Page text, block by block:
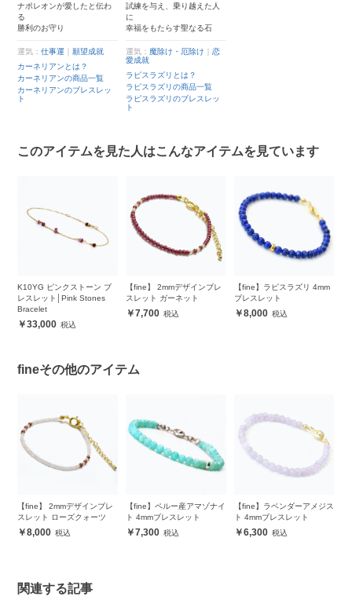
ナポレオンが愛したと伝わ
る
勝利のお守り
運気：仕事運
願望成就
カーネリアンとは？
カーネリアンの商品一覧
カーネリアンのブレスレッ
ト
試練を与え、乗り越えた人
に
幸福をもたらす聖なる石
運気： 魔除け・厄除け ｜恋
愛成就
ラピスラズリとは？
ラピスラズリの商品一覧
ラピスラズリのブレスレッ
ト
このアイテムを見た人はこんなアイテムを見ています
K10YG ピンクストーン ブ
レスレット│Pink Stones
Bracelet
33,000
【fine】 2mmデザインブレ
スレット ガーネット
7,700
【fine】ラピスラズリ 4mm
ブレスレット
8,000
fineその他のアイテム
【fine】 2mmデザインブレ
スレット ローズクォーツ
8,000
【fine】ペルー産アマゾナイ
ト 4mmブレスレット
7,300
【fine】ラベンダーアメジス
ト 4mmブレスレット
6,300
関連する記事